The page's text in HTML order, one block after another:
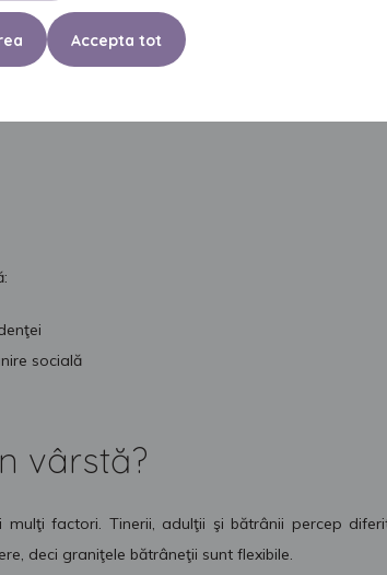
socială
vârstă?
factori. Tinerii, adulţii şi bătrânii percep
deci graniţele bătrâneţii sunt flexibile.
Accepta tot